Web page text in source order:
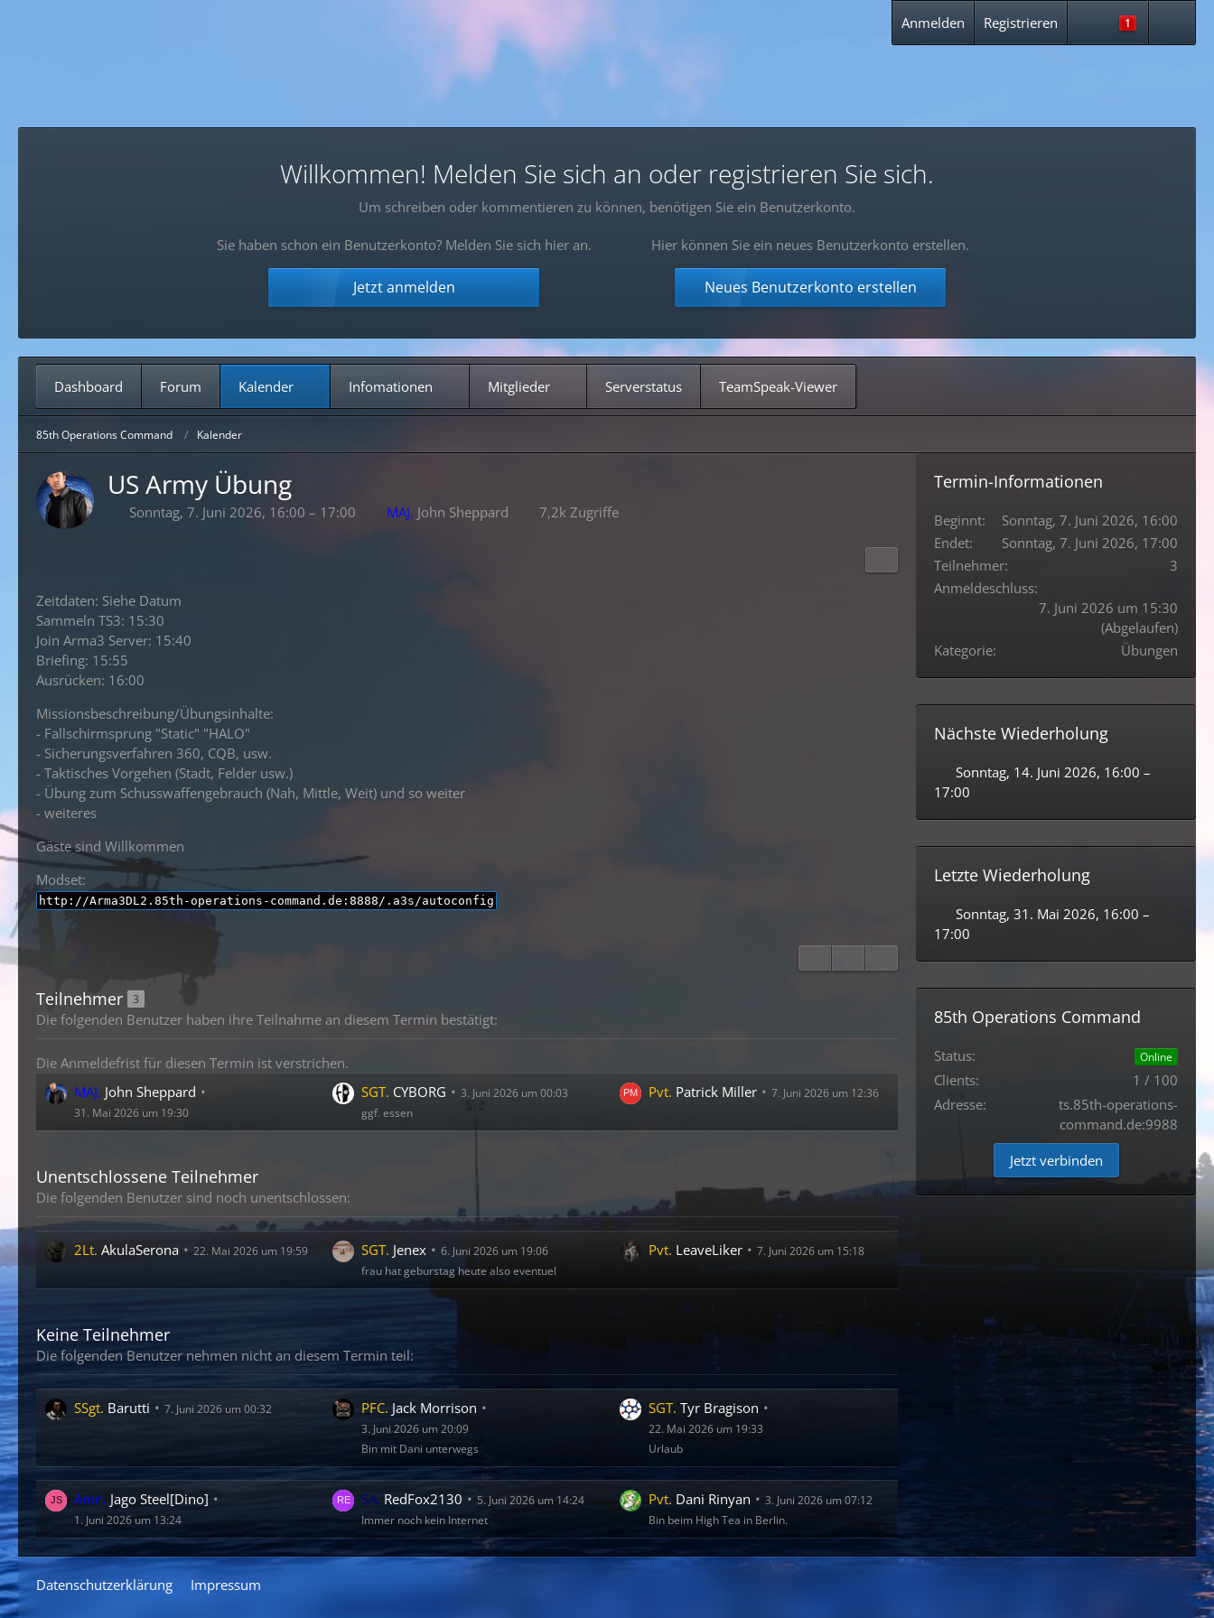
Willkommen! Melden Sie sich an oder registrieren Sie sich.
Um schreiben oder kommentieren zu können, benötigen Sie ein Benutzerkonto.
Sie haben schon ein Benutzerkonto? Melden Sie sich hier an.
Jetzt anmelden
Hier können Sie ein neues Benutzerkonto erstellen.
Neues Benutzerkonto erstellen
Dashboard Forum Kalender Infomationen Mitglieder Serverstatus TeamSpeak-Viewer
Anmelden Registrieren 1
85th Operations Command Kalender
US Army Übung
Sonntag, 7. Juni 2026, 16:00 – 17:00 MAJ. John Sheppard 7,2k Zugriffe
Zeitdaten: Siehe Datum
Sammeln TS3: 15:30
Join Arma3 Server: 15:40
Briefing: 15:55
Ausrücken: 16:00
Missionsbeschreibung/Übungsinhalte:
- Fallschirmsprung "Static" "HALO"
- Sicherungsverfahren 360, CQB, usw.
- Taktisches Vorgehen (Stadt, Felder usw.)
- Übung zum Schusswaffengebrauch (Nah, Mittle, Weit) und so weiter
- weiteres
Gäste sind Willkommen
Modset:
http://Arma3DL2.85th-operations-command.de:8888/.a3s/autoconfig
Teilnehmer 3
Die folgenden Benutzer haben ihre Teilnahme an diesem Termin bestätigt:
Die Anmeldefrist für diesen Termin ist verstrichen.
MAJ. John Sheppard
31. Mai 2026 um 19:30
SGT. CYBORG
3. Juni 2026 um 00:03
ggf. essen
Pvt. Patrick Miller 7. Juni 2026 um 12:36
Unentschlossene Teilnehmer
Die folgenden Benutzer sind noch unentschlossen:
2Lt. AkulaSerona 22. Mai 2026 um 19:59 SGT. Jenex
6. Juni 2026 um 19:06
frau hat geburstag heute also eventuel
Pvt. LeaveLiker 7. Juni 2026 um 15:18
Keine Teilnehmer
Die folgenden Benutzer nehmen nicht an diesem Termin teil:
SSgt. Barutti 7. Juni 2026 um 00:32 PFC. Jack Morrison
3. Juni 2026 um 20:09
Bin mit Dani unterwegs
SGT. Tyr Bragison
22. Mai 2026 um 19:33
Urlaub
Amn. Jago Steel[Dino]
1. Juni 2026 um 13:24
SA. RedFox2130
5. Juni 2026 um 14:24
Immer noch kein Internet
Pvt. Dani Rinyan
3. Juni 2026 um 07:12
Bin beim High Tea in Berlin.
Termin-Informationen
Beginnt
Sonntag, 7. Juni 2026, 16:00
Endet
Sonntag, 7. Juni 2026, 17:00
Teilnehmer
3
Anmeldeschluss
7. Juni 2026 um 15:30
(Abgelaufen)
Kategorie
Übungen
Nächste Wiederholung
Sonntag, 14. Juni 2026, 16:00 –
17:00
Letzte Wiederholung
Sonntag, 31. Mai 2026, 16:00 –
17:00
85th Operations Command
Status: Online
Clients:
1 / 100
Adresse:
ts.85th-operations-
command.de:9988
Jetzt verbinden
Datenschutzerklärung Impressum